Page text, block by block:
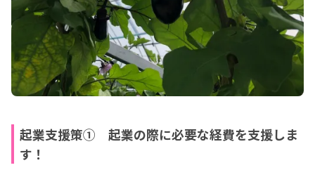
起業支援策① 起業の際に必要な経費を支援しま
す！